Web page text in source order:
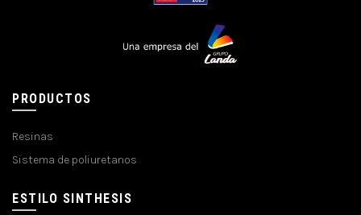
PRODUCTOS
Resinas
Sistema de poliuretanos
ESTILO SINTHESIS